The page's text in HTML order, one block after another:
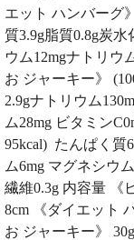
エット ハンバーグ
質3.9g脂質0.8g炭水
ウム12mgナトリウ
お ジャーキー》
2.9gナトリウム
ム28mg ビタミン
95kcal) たんぱく質
ム6mg マグネシウ
繊維0.3g 内容量 《
8cm 《ダイエット
お ジャーキー》